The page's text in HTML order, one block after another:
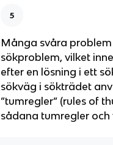
5
Många svåra
sökproblem, vilket
efter en lösning i ett
sökväg i sökträdet
”tumregler” (rules of
sådana tumregler och